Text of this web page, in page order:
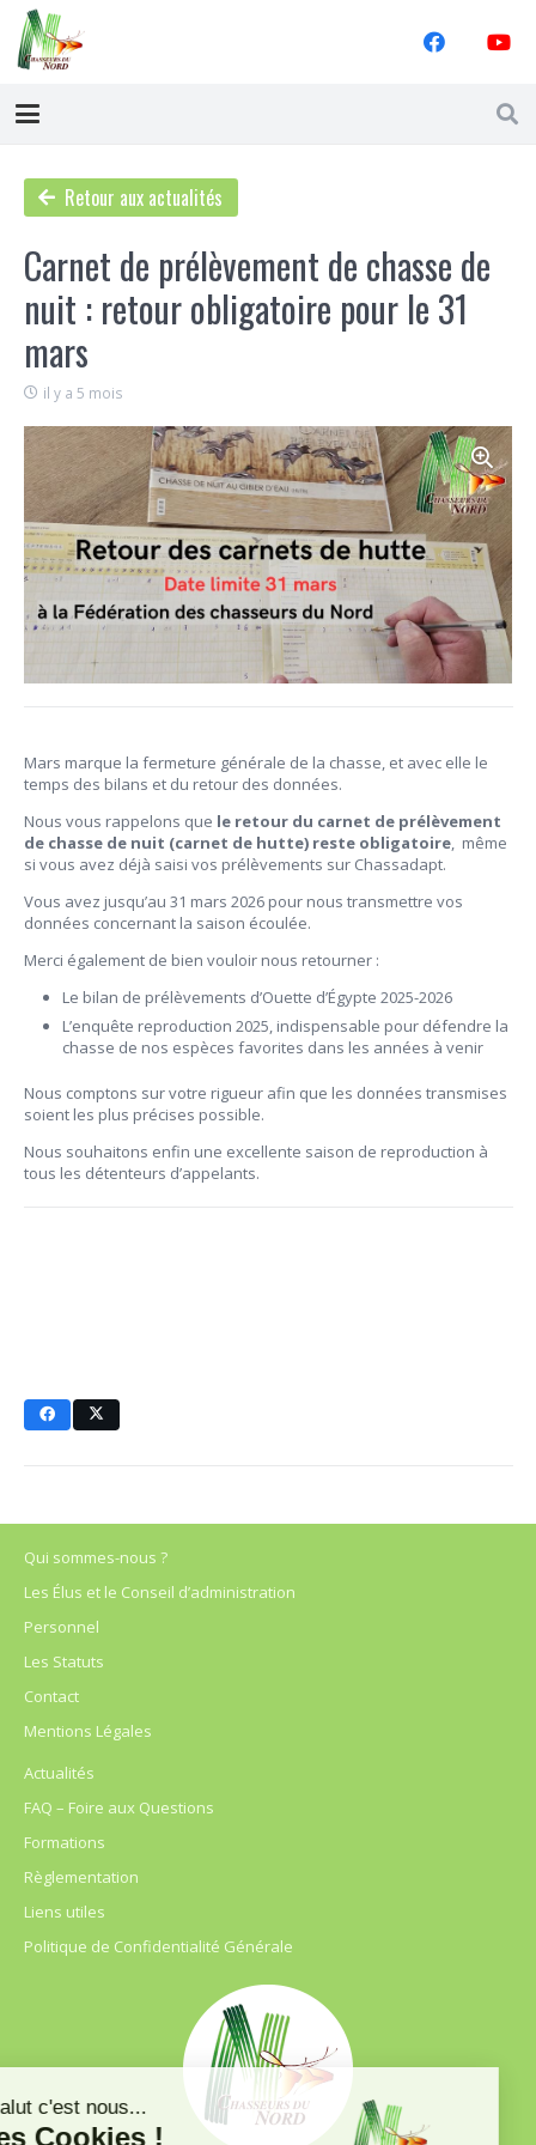
Retour aux actualités
Carnet de prélèvement de chasse de
nuit : retour obligatoire pour le 31
mars
il y a 5 mois
Mars marque la fermeture générale de la chasse, et avec elle le
temps des bilans et du retour des données.
Nous vous rappelons que le retour du carnet de prélèvement
de chasse de nuit (carnet de hutte) reste obligatoire, même
si vous avez déjà saisi vos prélèvements sur Chassadapt.
Vous avez jusqu’au 31 mars 2026 pour nous transmettre vos
données concernant la saison écoulée.
Merci également de bien vouloir nous retourner :
Le bilan de prélèvements d’Ouette d’Égypte 2025-2026
L’enquête reproduction 2025, indispensable pour défendre la
chasse de nos espèces favorites dans les années à venir
Nous comptons sur votre rigueur afin que les données transmises
soient les plus précises possible.
Nous souhaitons enfin une excellente saison de reproduction à
tous les détenteurs d’appelants.
Qui sommes-nous ?
Les Élus et le Conseil d’administration
Personnel
Les Statuts
Contact
Mentions Légales
Actualités
FAQ – Foire aux Questions
Formations
Règlementation
Liens utiles
Politique de Confidentialité Générale